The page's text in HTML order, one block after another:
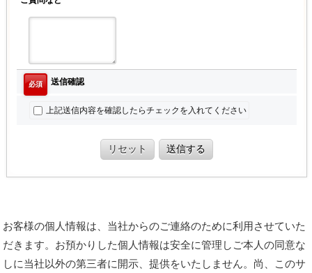
必須 送信確認
上記送信内容を確認したらチェックを入れてください
リセット 送信する
お客様の個人情報は、当社からのご連絡のために利用させていた
だきます。お預かりした個人情報は安全に管理しご本人の同意な
しに当社以外の第三者に開示、提供をいたしません。尚、このサ